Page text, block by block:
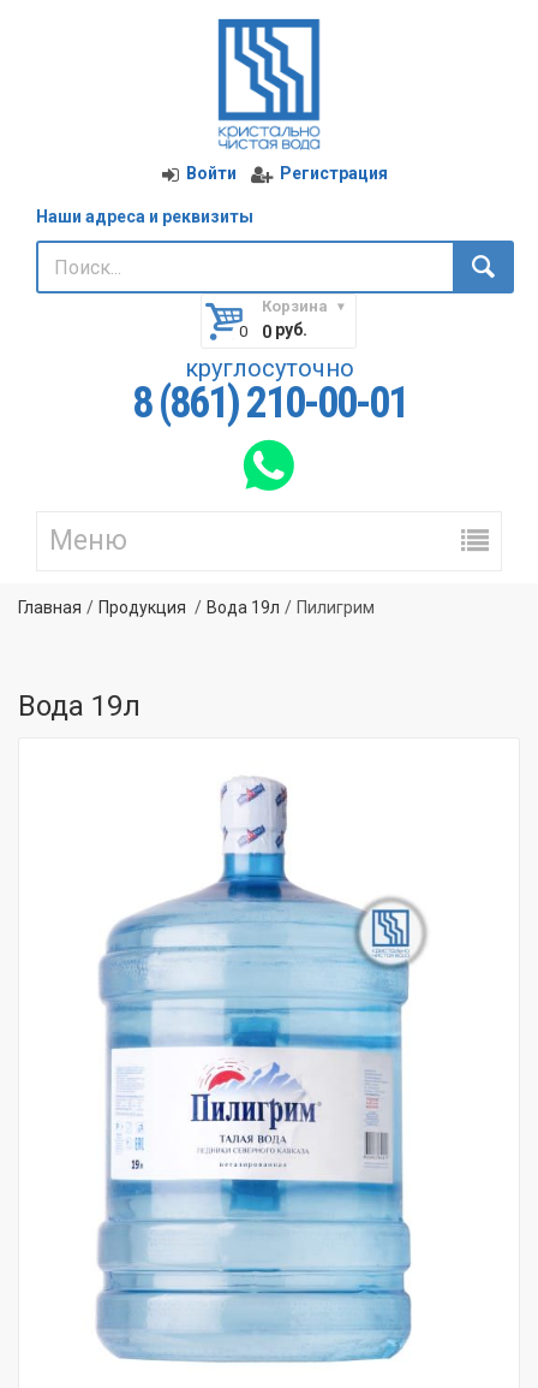
Войти Регистрация
Наши адреса и реквизиты
Корзина
0руб.
круглосуточно
8 (861) 210-00-01
Главная Продукция Вода 19л Пилигрим
Вода 19л